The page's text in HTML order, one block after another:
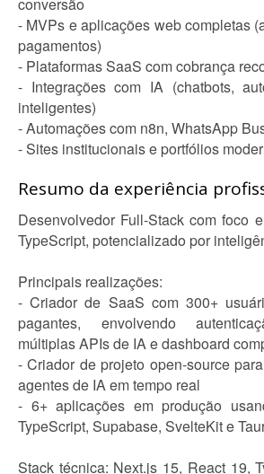
- MVPs e aplicações web completas
pagamentos)
- Plataformas SaaS com cobrança
- Integrações com IA (chatbots,
inteligentes)
- Automações com n8n, WhatsApp
- Sites institucionais e portfólios
Resumo da experiência
Desenvolvedor Full-Stack com foco
TypeScript, potencializado por
Principais realizações:
- Criador de SaaS com 300+
pagantes, envolvendo
múltiplas APIs de IA e dashboard
- Criador de projeto open-source
agentes de IA em tempo real
- 6+ aplicações em produção
TypeScript, Supabase, SvelteKit e
Stack técnica: Next.js 15, React 19,